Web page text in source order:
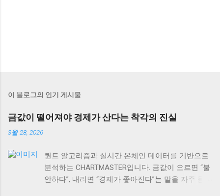
이 블로그의 인기 게시물
금값이 떨어져야 경제가 산다는 착각의 진실
3월 28, 2026
퀀트 알고리즘과 실시간 온체인 데이터를 기반으로
분석하는 CHARTMASTER입니다. 금값이 오르면 “불
안하다”, 내리면 “경제가 좋아진다”는 말을 자주 듣